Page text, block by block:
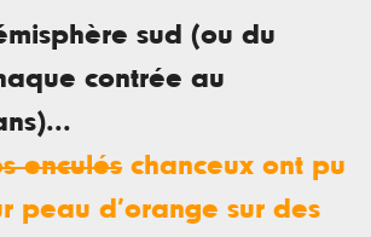
sud (ou du
contrée au
enculés chanceux ont pu
peau d’orange sur des